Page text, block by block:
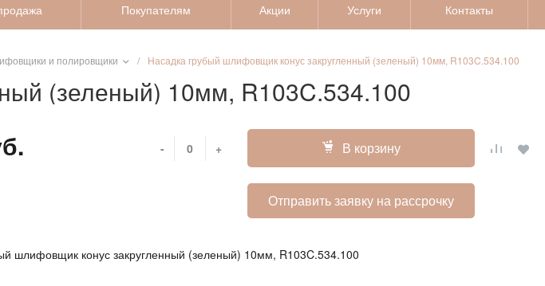
Покупателям Акции Услуги Контакты
и полировщики / Насадка грубый шлифовщик конус закругленный (зеленый) 10мм, R103C.534.100
(зеленый) 10мм, R103C.534.100
- + В корзину
Отправить заявку на рассрочку
шлифовщик конус закругленный (зеленый) 10мм, R103C.534.100